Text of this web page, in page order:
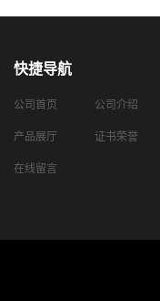
快捷导航
公司首页 公司介绍
产品展厅 证书荣誉
在线留言